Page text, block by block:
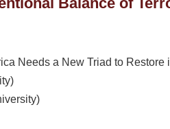
Needs a New Triad to Restore